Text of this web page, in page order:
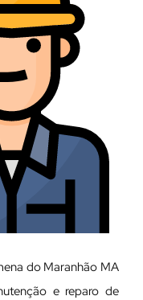
do Maranhão MA
e reparo de